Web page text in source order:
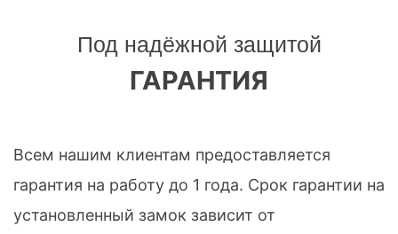
Под надёжной защитой
ГАРАНТИЯ
Всем нашим клиентам предоставляется
гарантия на работу до 1 года. Срок гарантии на
установленный замок зависит от